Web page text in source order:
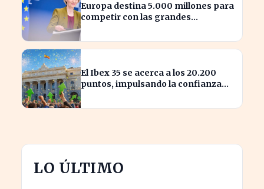
Europa destina 5.000 millones para
competir con las grandes
El Ibex 35 se acerca a los 20.200
puntos, impulsando la confianza
LO ÚLTIMO